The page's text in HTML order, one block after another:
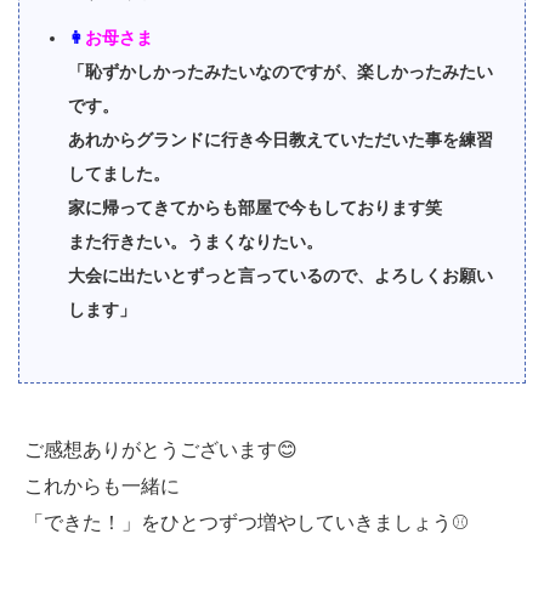
👩 お母さま
「恥ずかしかったみたいなのですが、楽しかったみたい
です。
あれからグランドに行き今日教えていただいた事を練習
してました。
家に帰ってきてからも部屋で今もしております笑
また行きたい。うまくなりたい。
大会に出たいとずっと言っているので、よろしくお願い
します」
ご感想ありがとうございます😊
これからも一緒に
「できた！」をひとつずつ増やしていきましょう⚾️